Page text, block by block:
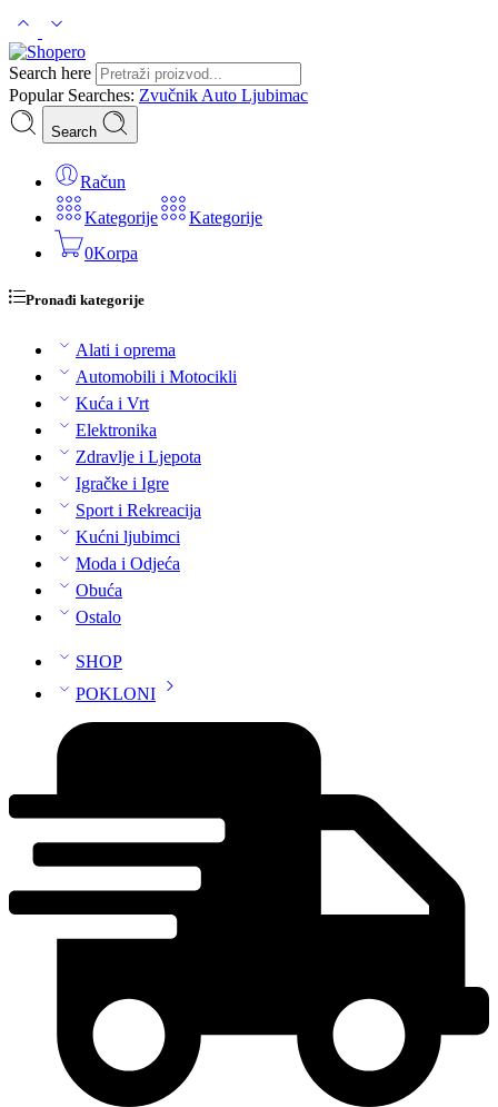
Search here
Popular Searches: Zvučnik Auto Ljubimac
Search
Račun
Kategorije
Kategorije
0Korpa
Pronađi kategorije
Alati i oprema
Automobili i Motocikli
Kuća i Vrt
Elektronika
Zdravlje i Ljepota
Igračke i Igre
Sport i Rekreacija
Kućni ljubimci
Moda i Odjeća
Obuća
Ostalo
SHOP
POKLONI